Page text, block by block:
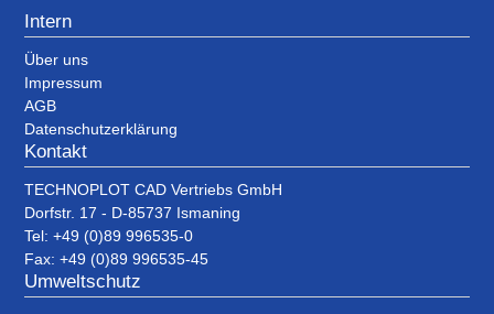
Intern
Über uns
Impressum
AGB
Datenschutzerklärung
Kontakt
TECHNOPLOT CAD Vertriebs GmbH
Dorfstr. 17 - D-85737 Ismaning
Tel: +49 (0)89 996535-0
Fax: +49 (0)89 996535-45
Umweltschutz